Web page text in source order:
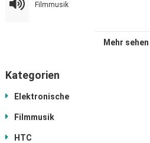
Filmmusik
Mehr sehen
Kategorien
Elektronische
Filmmusik
HTC